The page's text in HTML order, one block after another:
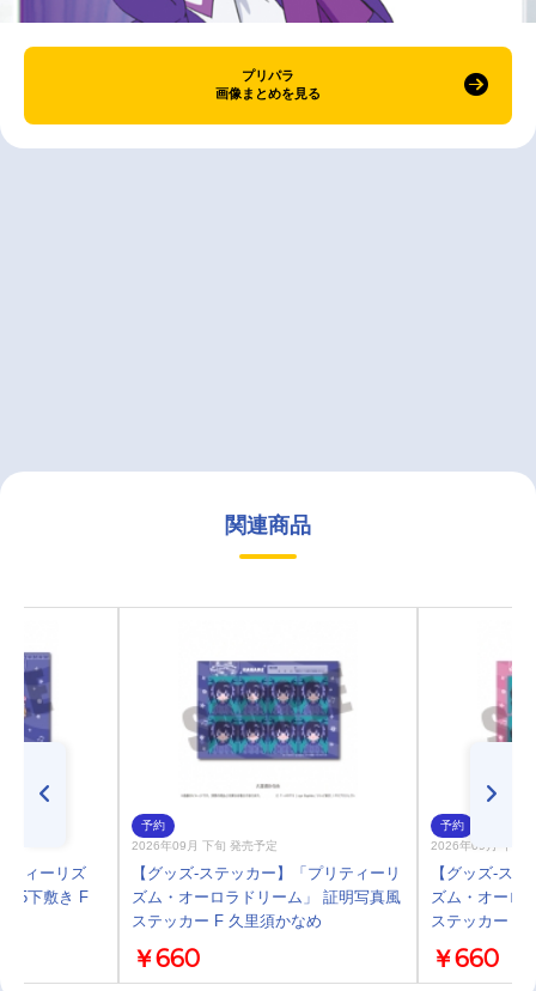
プリパラ
画像まとめを見る
関連商品
ティーリズ
A5下敷き F
予約
2026年09月 下旬 発売予定
【グッズ-ステッカー】「プリティーリ
ズム・オーロラドリーム」 証明写真風
ステッカー F 久里須かなめ
￥660
予約
2026年09月 下旬
【グッズ-ス
ズム・オーロ
ステッカー E
￥660